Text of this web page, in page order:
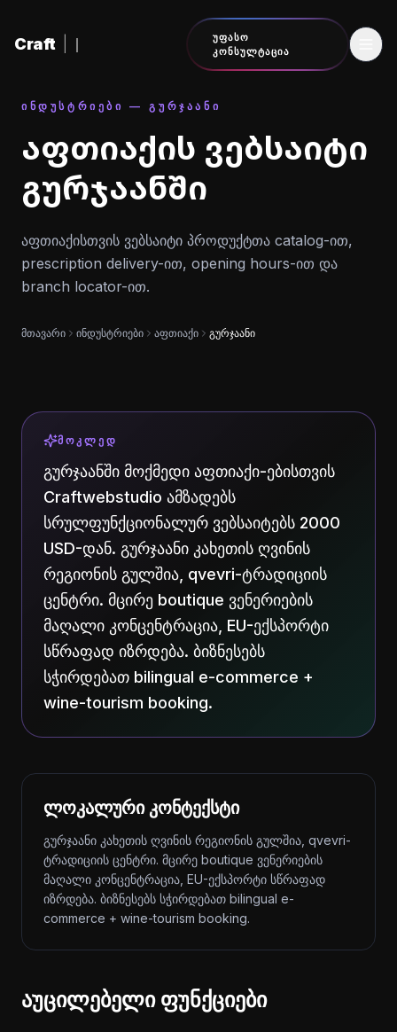
Craft
ᲣᲤᲐᲡᲝ
ᲙᲝᲜᲡᲣᲚᲢᲐᲪᲘᲐ
ᲘᲜᲓᲣᲡᲢᲠᲘᲔᲑᲘ — ᲒᲣᲠᲯᲐᲐᲜᲘ
აფთიაქის ვებსაიტი
გურჯაანში
აფთიაქისთვის ვებსაიტი პროდუქტთა catalog-ით,
prescription delivery-ით, opening hours-ით და
branch locator-ით.
მთავარი ინდუსტრიები აფთიაქი გურჯაანი
ᲛᲝᲙᲚᲔᲓ
გურჯაანში მოქმედი აფთიაქი-ებისთვის
Craftwebstudio ამზადებს
სრულფუნქციონალურ ვებსაიტებს 2000
USD-დან. გურჯაანი კახეთის ღვინის
რეგიონის გულშია, qvevri-ტრადიციის
ცენტრი. მცირე boutique ვენერიების
მაღალი კონცენტრაცია, EU-ექსპორტი
სწრაფად იზრდება. ბიზნესებს
სჭირდებათ bilingual e-commerce +
wine-tourism booking.
ლოკალური კონტექსტი
გურჯაანი კახეთის ღვინის რეგიონის გულშია, qvevri-
ტრადიციის ცენტრი. მცირე boutique ვენერიების
მაღალი კონცენტრაცია, EU-ექსპორტი სწრაფად
იზრდება. ბიზნესებს სჭირდებათ bilingual e-
commerce + wine-tourism booking.
აუცილებელი ფუნქციები